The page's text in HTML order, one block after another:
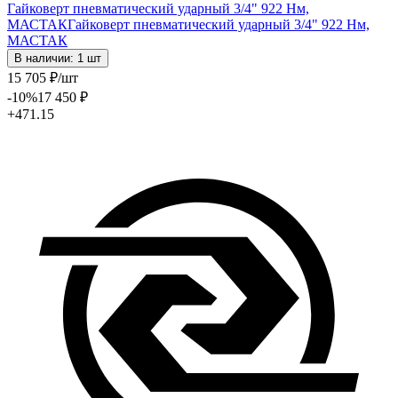
Гайковерт пневматический ударный 3/4" 922 Нм,
МАСТАКГайковерт пневматический ударный 3/4" 922 Нм,
МАСТАК
В наличии: 1 шт
15 705 ₽/шт
-10%17 450 ₽
+471.15